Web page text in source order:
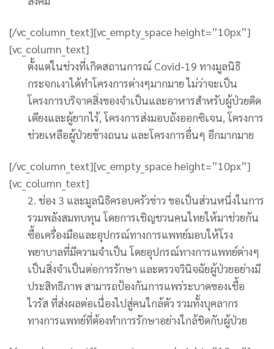
[/vc_column_text][vc_empty_space height=”10px”]
[vc_column_text]
ตั้งแต่ในช่วงที่เกิดสถานการณ์ Covid-19 ทางมูลนิธิ
กระจกเงาได้ทำโครงการต่างๆมากมาย ไม่ว่าจะเป็น
โครงการบริจาคสิ่งของจำเป็นและอาหารสำหรับผู้ป่วยติด
เตียงและผู้ยากไร้, โครงการส่งมอบถังออกซิเจน, โครงการ
ช่วยเหลือผู้ป่วยข้างถนน และโครงการอื่นๆ อีกมากมาย
[/vc_column_text][vc_empty_space height=”10px”]
[vc_column_text]
2. ช่อง 3 และมูลนิธิครอบครัวข่าว ขอเป็นส่วนหนึ่งในการ
รวมพลังสมทบทุน โดยการเชิญชวนคนไทยให้มาช่วยกัน
ซื้อเครื่องมือและอุปกรณ์ทางการแพทย์มอบให้โรง
พยาบาลที่มีความจำเป็น โดยอุปกรณ์ทางการแพทย์ต่างๆ
เป็นสิ่งจำเป็นต่อการรักษา และตรวจวินิจฉัยผู้ป่วยอย่างมี
ประสิทธิภาพ สามารถป้องกันการแพร่ระบาดของเชื้อ
ไวรัส ที่ส่งผลต่อเนื่องไปสู่คนใกล้ตัว รวมทั้งบุคลากร
ทางการแพทย์ที่ต้องทำการรักษาอย่างใกล้ชิดกับผู้ป่วย